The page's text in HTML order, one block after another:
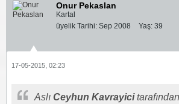
Onur Pekaslan
Kartal
üyelik Tarihi: Sep 2008 Yaş: 39
17-05-2015, 02:23
Aslı Ceyhun Kavrayici